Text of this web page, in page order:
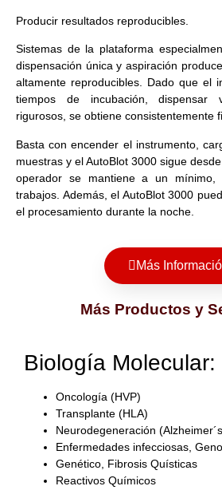
Producir resultados reproducibles.
Sistemas de la plataforma
dispensación única y aspiración
altamente reproducibles. Dado que el
tiempos de incubación, dispensar
rigurosos, se obtiene consistentemente
Basta con encender el instrumento,
muestras y el AutoBlot 3000 sigue
operador se mantiene a un mínimo,
trabajos. Además, el AutoBlot 3000
el procesamiento durante la noche.
Más
Más Productos y
Biología Molecular:
Oncología (HVP)
Transplante (HLA)
Neurodegeneración
Enfermedades infecciosas,
Genético, Fibrosis Quísticas
Reactivos Químicos